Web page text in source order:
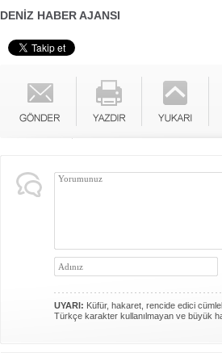
DENİZ HABER AJANSI
UYARI: Küfür, hakaret, rencide edici
Türkçe karakter kullanılmayan ve büyük